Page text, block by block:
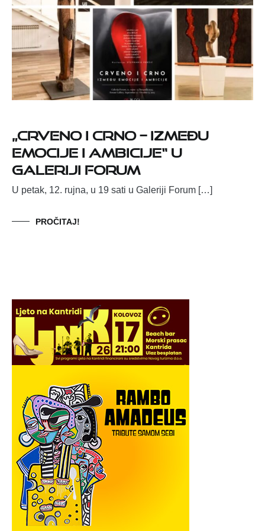
„CRVENO I CRNO – IZMEĐU
EMOCIJE I AMBICIJE“ U
GALERIJI FORUM
U petak, 12. rujna, u 19 sati u Galeriji Forum […]
PROČITAJ!